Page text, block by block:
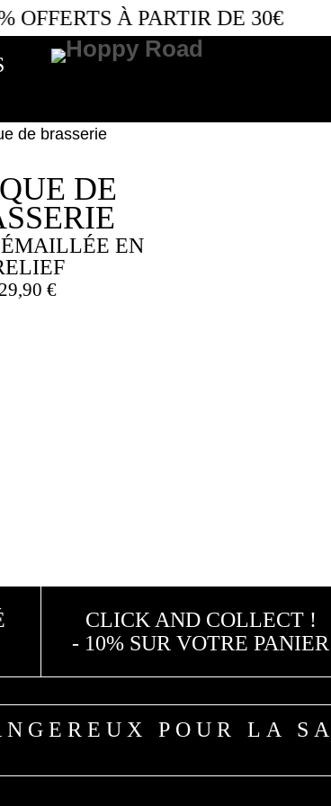
OFFERTSÀ PARTIR DE 30€
DE
EN
29,90€
CLICK AND COLLECT !
- 10% SUR VOTRE PANIER
POUR LA